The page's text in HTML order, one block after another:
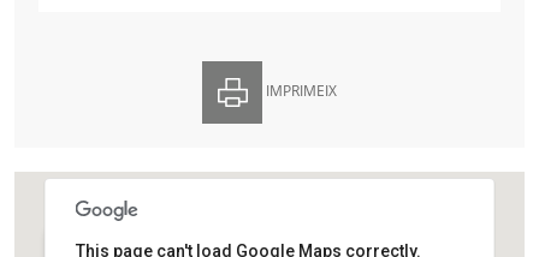
IMPRIMEIX
This page can't load Google Maps correctly.